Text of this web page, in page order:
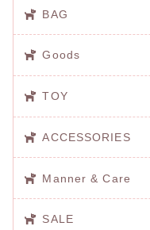
BAG
Goods
TOY
ACCESSORIES
Manner & Care
SALE